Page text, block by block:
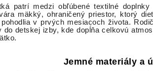
patrí medzi obľúbené textilné doplnky
mäkký, ohraničený priestor, ktorý
v prvých mesiacoch života.
detskej izby, kde dopĺňa celkovú
Jemné materiály a